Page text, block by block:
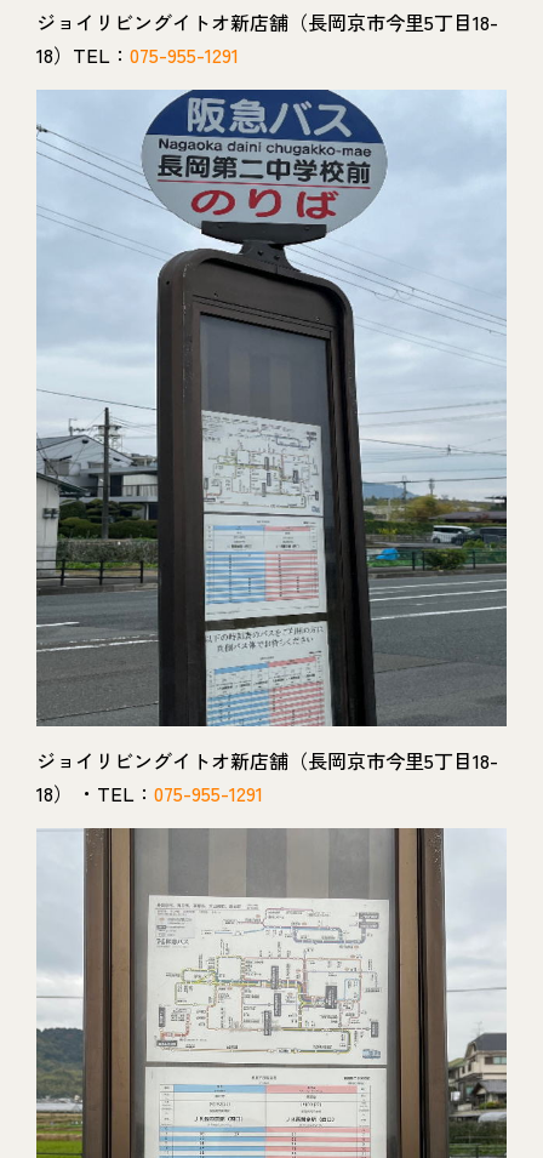
ジョイリビングイトオ新店舗（長岡京市今里5丁目18-
18）TEL： 075-955-1291
ジョイリビングイトオ新店舗（長岡京市今里5丁目18-
18） ・TEL： 075-955-1291